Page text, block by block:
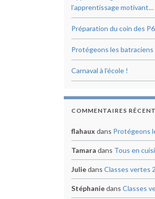
l’apprentissage motivant…
Préparation du coin des P6
Protégeons les batraciens
Carnaval à l’école !
COMMENTAIRES
flahaux dans Protégeons
Tamara dans Tous en
Juliedans Classes vertes
Stéphaniedans Classes